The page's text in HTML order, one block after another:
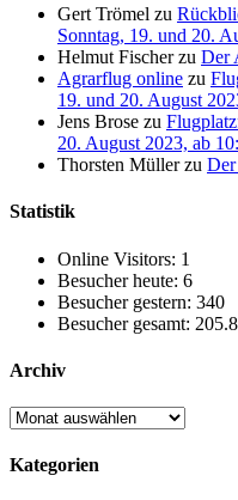
Gert Trömel zu
Sonntag, 19. und 20.
Helmut Fischerzu Der
Agrarflug online zu
19. und 20. August
Jens Brose zu
20. August 2023, ab
Thorsten Müllerzu
Statistik
Online Visitors: 1
Besucher heute: 6
Besucher gestern: 340
Besucher gesamt:
Archiv
Archiv
Kategorien